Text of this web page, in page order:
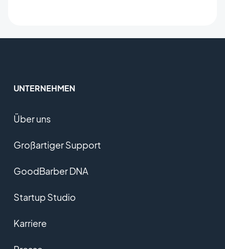
UNTERNEHMEN
Über uns
Großartiger Support
GoodBarber DNA
Startup Studio
Karriere